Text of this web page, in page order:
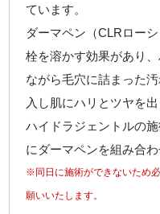
ています。
ダーマペン（CLRロー
栓を溶かす効果があり
ながら毛穴に詰まった
入し肌にハリとツヤを出
ハイドラジェントルの
にダーマペンを組み合
※同日に施術ができないため
願いいたします。